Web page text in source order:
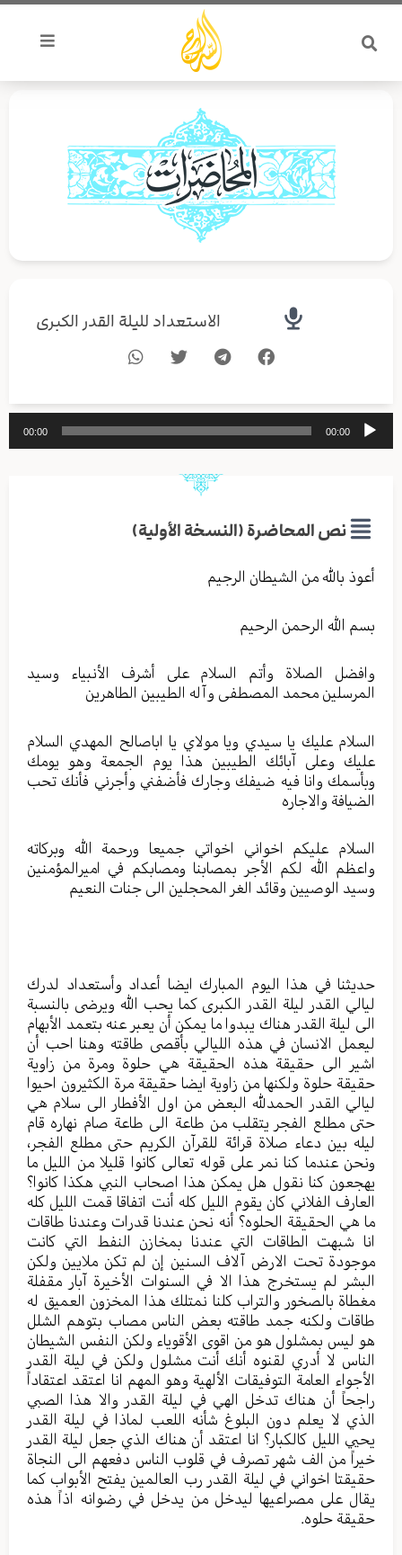
تخطي
المحتوى
الاستعداد لليلة القدر الكبرى
مشغل
الصوت
00:00
00:00
نص المحاضرة (النسخة الأولية)
أعوذ بالله من الشيطان الرجيم
بسم الله الرحمن الرحيم
وافضل الصلاة وأتم السلام على أشرف الأنبياء وسيد
المرسلين محمد المصطفى وآله الطيبين الطاهرين
السلام عليك يا سيدي ويا مولاي يا اباصالح المهدي السلام
عليك وعلى آبائك الطيبين هذا يوم الجمعة وهو يومك
وبأسمك وانا فيه ضيفك وجارك فأضفني وأجرني فأنك تحب
الضيافة والاجاره
السلام عليكم اخواني اخواتي جميعا ورحمة الله وبركاته
واعظم الله لكم الأجر بمصابنا ومصابكم في اميرالمؤمنين
وسيد الوصيين وقائد الغر المحجلين الى جنات النعيم
حديثنا في هذا اليوم المبارك ايضا أعداد وأستعداد لدرك
ليالي القدر ليلة القدر الكبرى كما يحب الله ويرضى بالنسبة
الى ليلة القدر هناك يبدوا ما يمكن أن يعبر عنه بتعمد الأبهام
ليعمل الانسان في هذه الليالي بأقصى طاقته وهنا احب أن
اشير الى حقيقة هذه الحقيقة هي حلوة ومرة من زاوية
حقيقة حلوة ولكنها من زاوية ايضا حقيقة مرة الكثيرون احيوا
ليالي القدر الحمدلله البعض من اول الأفطار الى سلام هي
حتى مطلع الفجر يتقلب من طاعة الى طاعة صام نهاره قام
ليله بين دعاء صلاة قرائة للقرآن الكريم حتى مطلع الفجر،
ونحن عندما كنا نمر على قوله تعالى كانوا قليلا من الليل ما
يهجعون كنا نقول هل يمكن هذا اصحاب النبي هكذا كانوا؟
العارف الفلاني كان يقوم الليل كله أنت اتفاقا قمت الليل كله
ما هي الحقيقة الحلوه؟ أنه نحن عندنا قدرات وعندنا طاقات
انا شبهت الطاقات التي عندنا بمخازن النفط التي كانت
موجودة تحت الارض آلاف السنين إن لم تكن ملايين ولكن
البشر لم يستخرج هذا الا في السنوات الأخيرة آبار مقفلة
مغطاة بالصخور والتراب كلنا نمتلك هذا المخزون العميق له
طاقات ولكنه جمد طاقته بعض الناس مصاب بتوهم الشلل
هو ليس بمشلول هو من اقوى الأقوياء ولكن النفس الشيطان
الناس لا أدري لقنوه أنك أنت مشلول ولكن في ليلة القدر
الأجواء العامة التوفيقات الألهية وهو المهم انا اعتقد اعتقاداً
راجحاً أن هناك تدخل الهي في ليلة القدر والا هذا الصبي
الذي لا يعلم دون البلوغ شأنه اللعب لماذا في ليلة القدر
يحيي الليل كالكبار؟ انا اعتقد أن هناك الذي جعل ليلة القدر
خيراً من الف شهر تصرف في قلوب الناس دفعهم الى النجاة
حقيقتا اخواني في ليلة القدر رب العالمين يفتح الأبواب كما
يقال على مصراعيها ليدخل من يدخل في رضوانه اذاً هذه
حقيقة حلوه.